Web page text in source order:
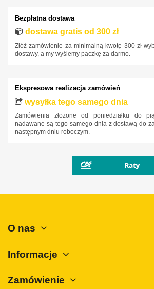
Jaguar
Jeep
Kia
Land Rover
Lexus
MAN
Maxus
Mercedes-Benz
Porsche
Bezpłatna dostawa
dostawa gratis od 300 zł
Złóż zamówienie za minimalną kwotę 300 zł
dostawy, a my wyślemy paczkę za darmo.
Ekspresowa realizacja zamówień
wysyłka tego samego dnia
Zamówienia złożone od poniedziałku do
nadawane są tego samego dnia z dostawą do
następnym dniu roboczym.
O nas
Informacje
Zamówienie